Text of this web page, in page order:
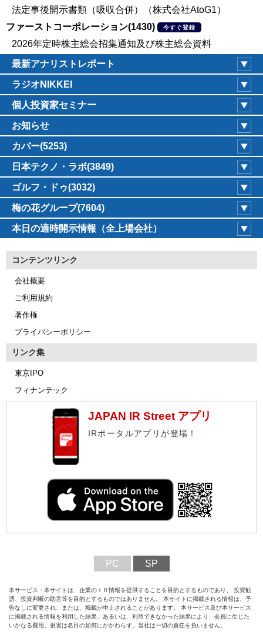
法定事後開示書類（吸収合併）（株式会社AtoG1）
ファーストコーポレーション(1430)
今すぐ登録
2026年定時株主総会招集通知及び株主総会資料
最新アナリストレポート
ラジオNIKKEI
個人投資家セミナー
お知らせ
カバー(5253)
日本テクノ・ラボ(3849)
ゴルフ・ドゥ(3032)
梅の花グループ(7604)
本日の適時開示情報（全上場会社）
コンテンツリンク
会社概要
ご利用規約
著作権
プライバシーポリシー
リンク集
東京IPO
フィナンテック
JAPAN IR Street アプリ
IRポータルアプリが登場！
PC SP
本サービス・本サイトは、企業のＩＲ情報を提供することを目的とするものであり、 投資勧
誘、投資判断の助言等を目的とするものではありません。 本サイトに掲載される情報は、予
告なしに変更され、または、掲載が中止されることがあります。 本サービス及び本サービス
に掲載される情報を利用した結果、あるいは、利用できなかった結果により、会員に生じた
いかなる費用、損害は名目の如何にかかわらず、当社は一切の責任を負いません。